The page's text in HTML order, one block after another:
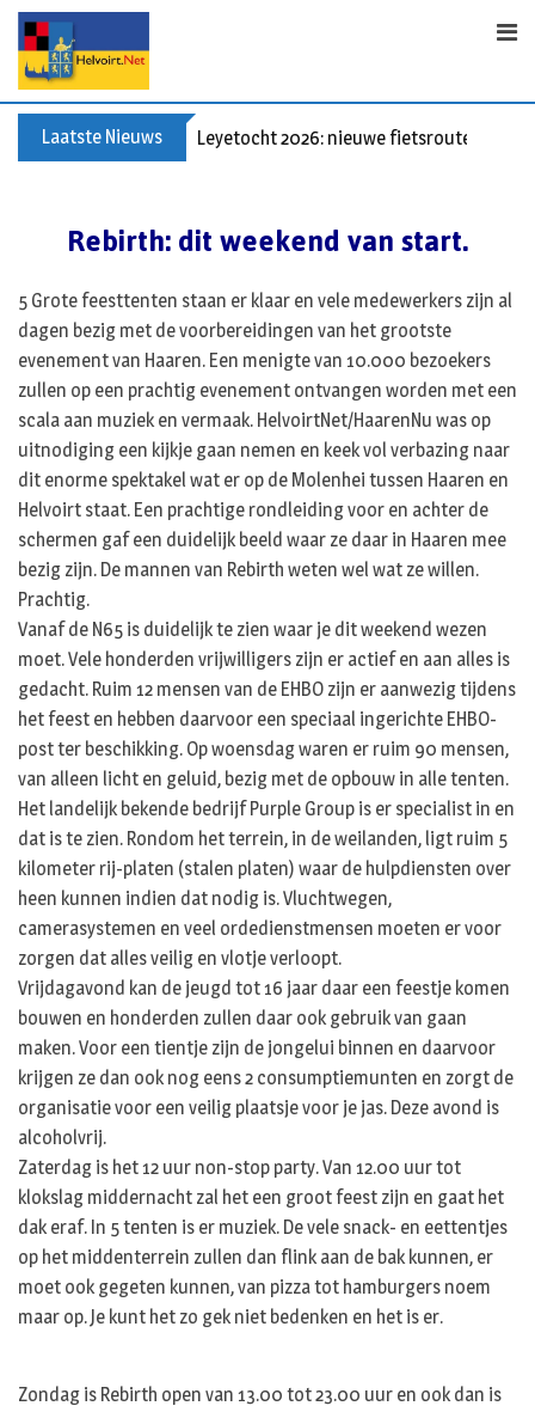
Skip
content
Laatste Nieuws Leyetocht 2026: nieuwe fietsroutes
Rebirth: dit weekend van start.
5 Grote feesttenten staan er klaar en vele medewerkers zijn al
dagen bezig met de voorbereidingen van het grootste
evenement van Haaren. Een menigte van 10.000 bezoekers
zullen op een prachtig evenement ontvangen worden met een
scala aan muziek en vermaak. HelvoirtNet/HaarenNu was op
uitnodiging een kijkje gaan nemen en keek vol verbazing naar
dit enorme spektakel wat er op de Molenhei tussen Haaren en
Helvoirt staat. Een prachtige rondleiding voor en achter de
schermen gaf een duidelijk beeld waar ze daar in Haaren mee
bezig zijn. De mannen van Rebirth weten wel wat ze willen.
Prachtig.
Vanaf de N65 is duidelijk te zien waar je dit weekend wezen
moet. Vele honderden vrijwilligers zijn er actief en aan alles is
gedacht. Ruim 12 mensen van de EHBO zijn er aanwezig tijdens
het feest en hebben daarvoor een speciaal ingerichte EHBO-
post ter beschikking. Op woensdag waren er ruim 90 mensen,
van alleen licht en geluid, bezig met de opbouw in alle tenten.
Het landelijk bekende bedrijf Purple Group is er specialist in en
dat is te zien. Rondom het terrein, in de weilanden, ligt ruim 5
kilometer rij-platen (stalen platen) waar de hulpdiensten over
heen kunnen indien dat nodig is. Vluchtwegen,
camerasystemen en veel ordedienstmensen moeten er voor
zorgen dat alles veilig en vlotje verloopt.
Vrijdagavond kan de jeugd tot 16 jaar daar een feestje komen
bouwen en honderden zullen daar ook gebruik van gaan
maken. Voor een tientje zijn de jongelui binnen en daarvoor
krijgen ze dan ook nog eens 2 consumptiemunten en zorgt de
organisatie voor een veilig plaatsje voor je jas. Deze avond is
alcoholvrij.
Zaterdag is het 12 uur non-stop party. Van 12.00 uur tot
klokslag middernacht zal het een groot feest zijn en gaat het
dak eraf. In 5 tenten is er muziek. De vele snack- en eettentjes
op het middenterrein zullen dan flink aan de bak kunnen, er
moet ook gegeten kunnen, van pizza tot hamburgers noem
maar op. Je kunt het zo gek niet bedenken en het is er.
Zondag is Rebirth open van 13.00 tot 23.00 uur en ook dan is